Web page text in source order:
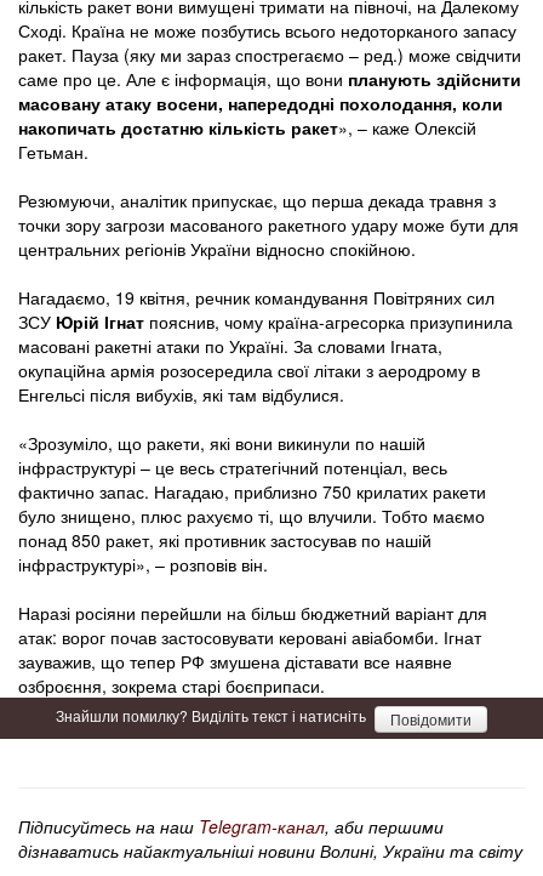
кількість ракет вони вимущені тримати на півночі, на Далекому
Сході. Країна не може позбутись всього недоторканого запасу
ракет. Пауза (яку ми зараз спострегаємо – ред.) може свідчити
саме про це. Але є інформація, що вони планують здійснити
масовану атаку восени, напередодні похолодання, коли
накопичать достатню кількість ракет», – каже Олексій
Гетьман.
Резюмуючи, аналітик припускає, що перша декада травня з
точки зору загрози масованого ракетного удару може бути для
центральних регіонів України відносно спокійною.
Нагадаємо, 19 квітня, речник командування Повітряних сил
ЗСУ Юрій Ігнат пояснив, чому країна-агресорка призупинила
масовані ракетні атаки по Україні. За словами Ігната,
окупаційна армія розосередила свої літаки з аеродрому в
Енгельсі після вибухів, які там відбулися.
«Зрозуміло, що ракети, які вони викинули по нашій
інфраструктурі – це весь стратегічний потенціал, весь
фактично запас. Нагадаю, приблизно 750 крилатих ракети
було знищено, плюс рахуємо ті, що влучили. Тобто маємо
понад 850 ракет, які противник застосував по нашій
інфраструктурі», – розповів він.
Наразі росіяни перейшли на більш бюджетний варіант для
атак: ворог почав застосовувати керовані авіабомби. Ігнат
зауважив, що тепер РФ змушена діставати все наявне
озброєння, зокрема старі боєприпаси.
Знайшли помилку? Виділіть текст і натисніть Повідомити
Підписуйтесь на наш Telegram-канал, аби першими
дізнаватись найактуальніші новини Волині, України та світу